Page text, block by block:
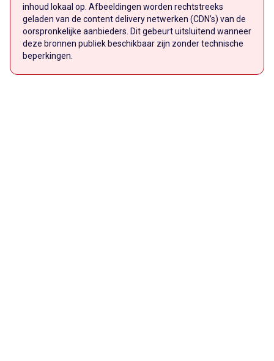
inhoud lokaal op. Afbeeldingen worden rechtstreeks
geladen van de content delivery netwerken (CDN’s) van de
oorspronkelijke aanbieders. Dit gebeurt uitsluitend wanneer
deze bronnen publiek beschikbaar zijn zonder technische
beperkingen.